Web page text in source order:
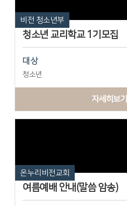
비전 청소년부
청소년 교리학교 1기모집
대상
청소년
자세히보기
온누리비전교회
여름예배 안내(말씀 암송)